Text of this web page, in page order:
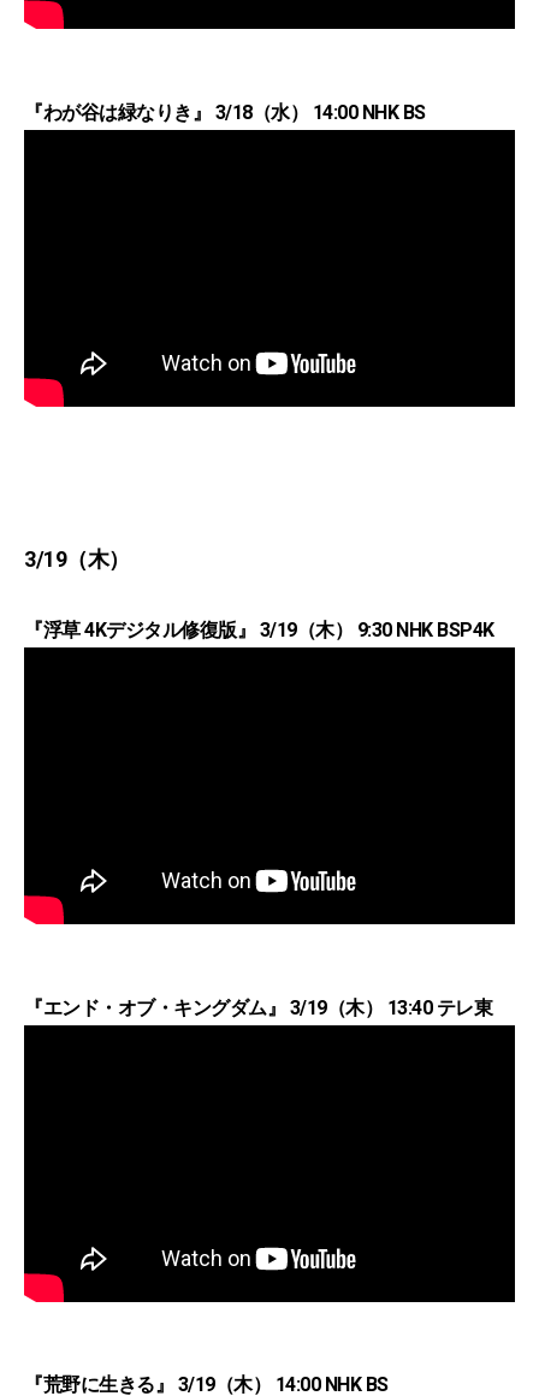
『わが谷は緑なりき』 3/18（水） 14:00 NHK BS
3/19（木）
『浮草 4Kデジタル修復版』 3/19（木） 9:30 NHK BSP4K
『エンド・オブ・キングダム』 3/19（木） 13:40 テレ東
『荒野に生きる』 3/19（木） 14:00 NHK BS